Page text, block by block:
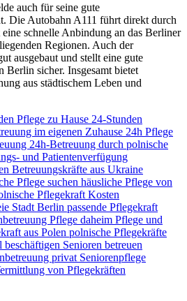
auch für seine gute
Die Autobahn A111 führt direkt durch
schnelle Anbindung an das Berliner
Regionen. Auch der
ausgebaut und stellt eine gute
Berlin sicher. Insgesamt bietet
aus städtischem Leben und
Pflege zu Hause 24-Stunden
im eigenen Zuhause 24h Pflege
24h-Betreuung durch polnische
und Patientenverfügung
Betreuungskräfte aus Ukraine
Pflege suchen häusliche Pflege von
Pflegekraft Kosten
Stadt Berlin passende Pflegekraft
Pflege daheim Pflege und
aus Polen polnische Pflegekräfte
beschäftigen Senioren betreuen
privat Seniorenpflege
von Pflegekräften